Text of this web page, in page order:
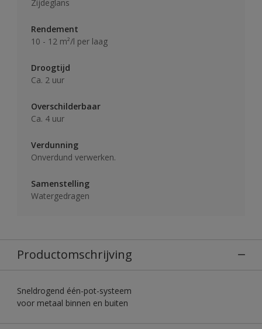
Zijdeglans
Rendement
10 - 12 m²/l per laag
Droogtijd
Ca. 2 uur
Overschilderbaar
Ca. 4 uur
Verdunning
Onverdund verwerken.
Samenstelling
Watergedragen
Productomschrijving
Sneldrogend één-pot-systeem
voor metaal binnen en buiten